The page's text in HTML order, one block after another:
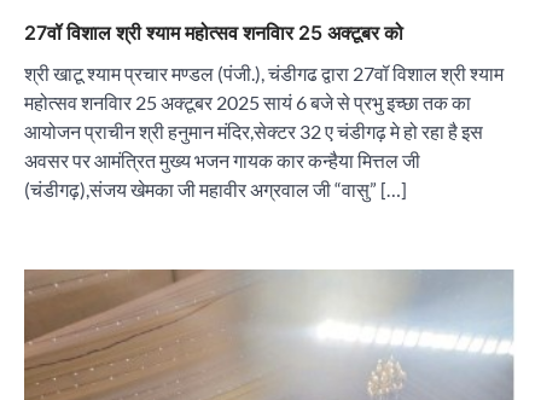
27वॉ विशाल श्री श्याम महोत्सव शनविार 25 अक्टूबर को
श्री खाटू श्याम प्रचार मण्डल (पंजी.), चंडीगढ द्वारा 27वॉ विशाल श्री श्याम
महोत्सव शनविार 25 अक्टूबर 2025 सायं 6 बजे से प्रभु इच्छा तक का
आयोजन प्राचीन श्री हनुमान मंदिर,सेक्टर 32 ए चंडीगढ़ मे हो रहा है इस
अवसर पर आमंत्रित मुख्य भजन गायक कार कन्हैया मित्तल जी
(चंडीगढ़),संजय खेमका जी महावीर अग्रवाल जी “वासु” […]